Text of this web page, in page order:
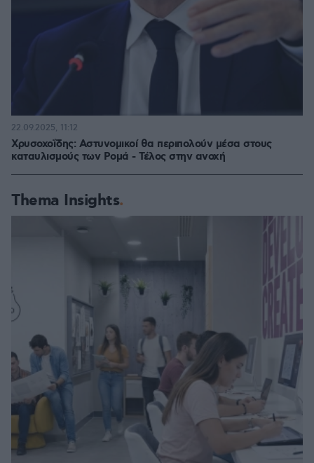
Χρυσοχοΐδης: Αστυνομικοί θα περιπολούν μέσα στους
καταυλισμούς των Ρομά - Τέλος στην ανοχή
22.09.2025, 11:12
Thema Insights